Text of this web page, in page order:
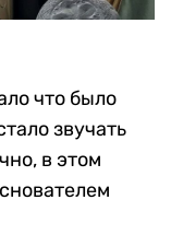
что было
звучать
в этом